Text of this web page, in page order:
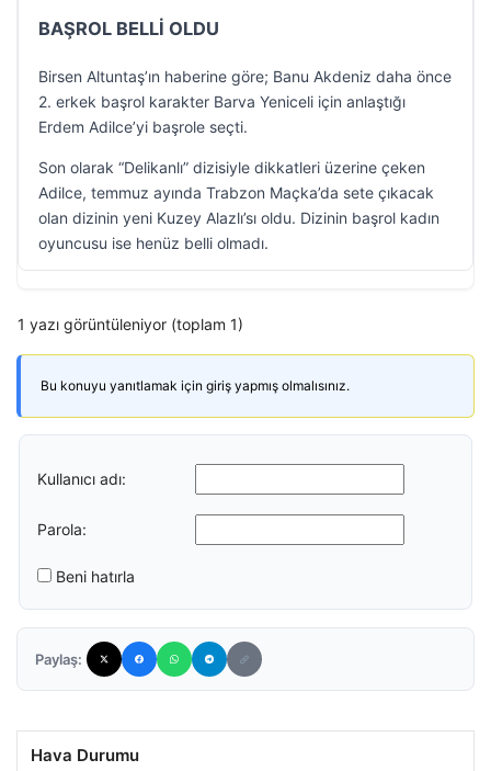
BAŞROL BELLİ OLDU
Birsen Altuntaş’ın haberine göre; Banu Akdeniz daha önce
2. erkek başrol karakter Barva Yeniceli için anlaştığı
Erdem Adilce’yi başrole seçti.
Son olarak “Delikanlı” dizisiyle dikkatleri üzerine çeken
Adilce, temmuz ayında Trabzon Maçka’da sete çıkacak
olan dizinin yeni Kuzey Alazlı’sı oldu. Dizinin başrol kadın
oyuncusu ise henüz belli olmadı.
1 yazı görüntüleniyor (toplam 1)
Bu konuyu yanıtlamak için giriş yapmış olmalısınız.
Kullanıcı adı:
Parola:
Beni hatırla
Paylaş:
Hava Durumu